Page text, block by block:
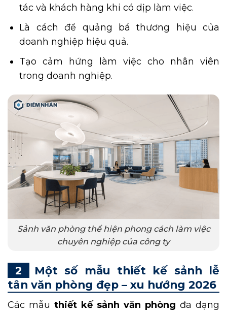
tác và khách hàng khi có dịp làm việc.
Là cách để quảng bá thương hiệu của
doanh nghiệp hiệu quả.
Tạo cảm hứng làm việc cho nhân viên
trong doanh nghiệp.
Sảnh văn phòng thể hiện phong cách làm việc
chuyên nghiệp của công ty
Một số mẫu thiết kế sảnh lễ
tân văn phòng đẹp – xu hướng 2026
Các mẫu thiết kế sảnh văn phòng đa dạng